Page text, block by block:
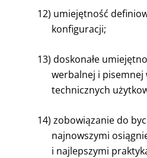
12) umiejętność
konfiguracji;
13) doskonałe
werbalnej i pisemnej
technicznych
14) zobowiązanie do
najnowszymi
i najlepszymi